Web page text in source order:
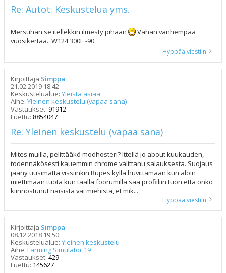
Re: Autot. Keskustelua yms.
Mersuhan se itellekkin ilmesty pihaan
Vähän vanhempaa
vuosikertaa.. W124 300E -90
Hyppää viestiin
Kirjoittaja Simppa
21.02.2019 18:42
Keskustelualue: Yleistä asiaa
Aihe: Yleinen keskustelu (vapaa sana)
Vastaukset: 91912
Luettu: 8854047
Re: Yleinen keskustelu (vapaa sana)
Mites muilla, pelittääkö modhosteri? Ittellä jo about kuukauden,
todennäkösesti kauemmin chrome valittanu salauksesta. Suojaus
jääny uusimatta vissiinkin Rupes kyllä huvittamaan kun aloin
miettimään tuota kun täällä foorumilla saa profiiliin tuon että onko
kiinnostunut naisista vai miehistä, et mik...
Hyppää viestiin
Kirjoittaja Simppa
08.12.2018 19:50
Keskustelualue: Yleinen keskustelu
Aihe: Farming Simulator 19
Vastaukset: 429
Luettu: 145627